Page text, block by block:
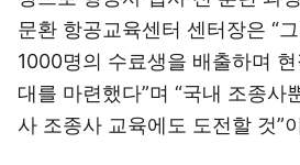
문환 항공교육센터 센터장은 “
1000명의 수료생을 배출하며
대를 마련했다”며 “국내 조종사
사 조종사 교육에도 도전할 것”